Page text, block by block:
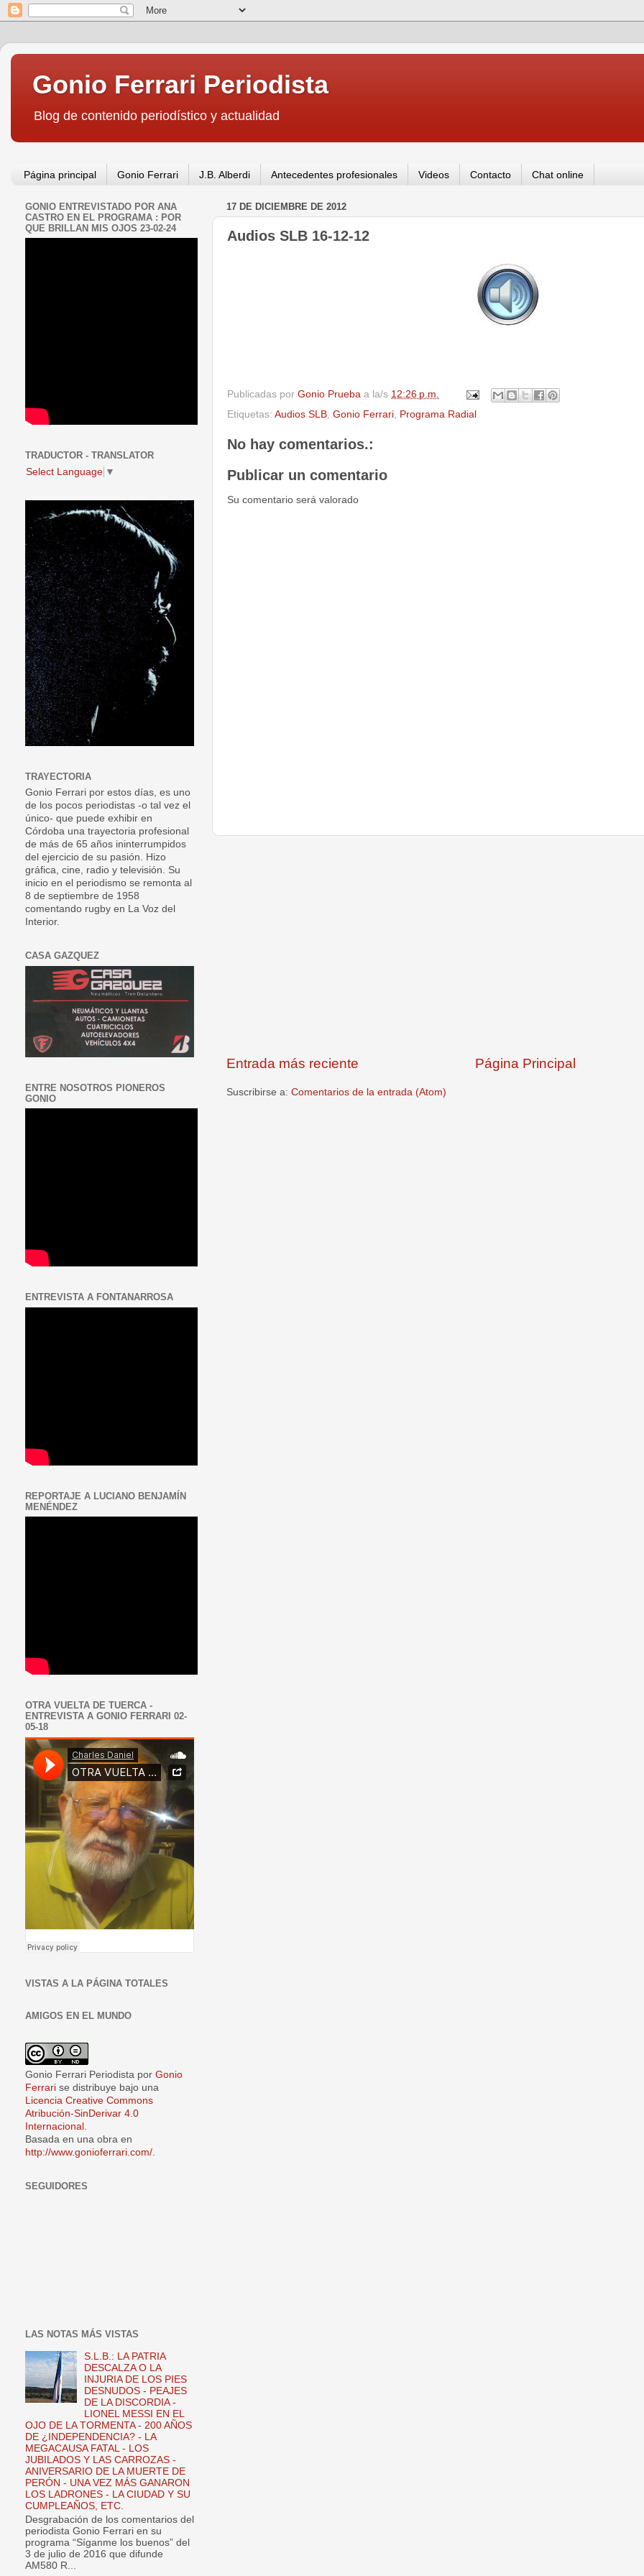
Gonio Ferrari Periodista
Blog de contenido periodístico y actualidad
Página principal Gonio Ferrari J.B. Alberdi Antecedentes profesionales Videos Contacto Chat online
17 DE DICIEMBRE DE 2012
Audios SLB 16-12-12
Publicadas por Gonio Prueba a la/s 12:26 p.m.
Etiquetas: Audios SLB Gonio Ferrari Programa Radial
No hay comentarios.:
Publicar un comentario
Su comentario será valorado
Entrada más reciente Página Principal
Suscribirse a: Comentarios de la entrada (Atom)
GONIO ENTREVISTADO POR ANA
CASTRO EN EL PROGRAMA : POR
QUE BRILLAN MIS OJOS 23-02-24
TRADUCTOR - TRANSLATOR
Select Language ▼
TRAYECTORIA
Gonio Ferrari por estos días, es uno
de los pocos periodistas -o tal vez el
único- que puede exhibir en
Córdoba una trayectoria profesional
de más de 65 años ininterrumpidos
del ejercicio de su pasión. Hizo
gráfica, cine, radio y televisión. Su
inicio en el periodismo se remonta al
8 de septiembre de 1958
comentando rugby en La Voz del
Interior.
CASA GAZQUEZ
ENTRE NOSOTROS PIONEROS
GONIO
ENTREVISTA A FONTANARROSA
REPORTAJE A LUCIANO BENJAMÍN
MENÉNDEZ
OTRA VUELTA DE TUERCA -
ENTREVISTA A GONIO FERRARI 02-
05-18
VISTAS A LA PÁGINA TOTALES
AMIGOS EN EL MUNDO
Gonio Ferrari Periodista por Gonio
Ferrari se distribuye bajo una
Licencia Creative Commons
Atribución-SinDerivar 4.0
Internacional
Basada en una obra en
http://www.gonioferrari.com/
SEGUIDORES
LAS NOTAS MÁS VISTAS
S.L.B.: LA PATRIA
DESCALZA O LA
INJURIA DE LOS PIES
DESNUDOS - PEAJES
DE LA DISCORDIA -
LIONEL MESSI EN EL
OJO DE LA TORMENTA - 200 AÑOS
DE ¿INDEPENDENCIA? - LA
MEGACAUSA FATAL - LOS
JUBILADOS Y LAS CARROZAS -
ANIVERSARIO DE LA MUERTE DE
PERÓN - UNA VEZ MÁS GANARON
LOS LADRONES - LA CIUDAD Y SU
CUMPLEAÑOS, ETC.
Desgrabación de los comentarios del
periodista Gonio Ferrari en su
programa “Síganme los buenos” del
3 de julio de 2016 que difunde
AM580 R...